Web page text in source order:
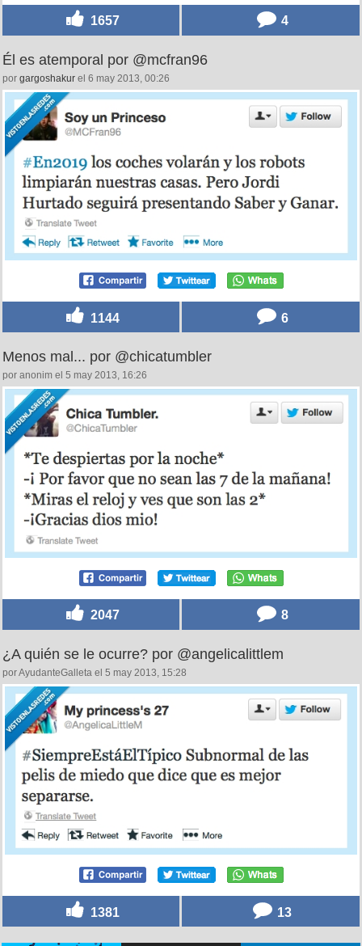
1657 4
Él es atemporal por @mcfran96
por gargoshakur el 6 may 2013, 00:26
1144 6
Menos mal... por @chicatumbler
por anonim el 5 may 2013, 16:26
2047 8
¿A quién se le ocurre? por @angelicalittlem
por AyudanteGalleta el 5 may 2013, 15:28
1381 13